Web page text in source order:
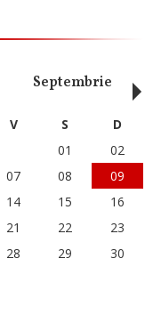
Septembrie
V S
D
01
02
07 08
09
14 15
16
21 22
23
28 29
30